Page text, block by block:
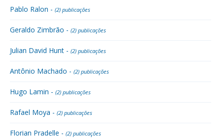
Pablo Ralon - (2) publicações
Geraldo Zimbrão - (2) publicações
Julian David Hunt - (2) publicações
Antônio Machado - (2) publicações
Hugo Lamin - (2) publicações
Rafael Moya - (2) publicações
Florian Pradelle - (2) publicações